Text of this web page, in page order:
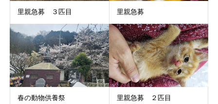
里親急募 ３匹目 里親急募
春の動物供養祭 里親急募 ２匹目